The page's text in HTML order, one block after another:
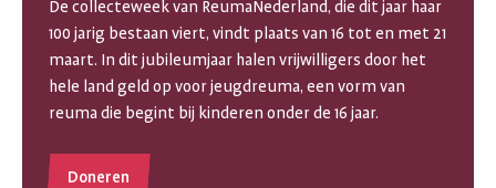
COLLECTEWEEK
REUMANEDERLAND
VAN
START
De collecteweek van ReumaNederland, die dit jaar haar
100 jarig bestaan viert, vindt plaats van 16 tot en met 21
maart. In dit jubileumjaar halen vrijwilligers door het
hele land geld op voor jeugdreuma, een vorm van
reuma die begint bij kinderen onder de 16 jaar.
Doneren